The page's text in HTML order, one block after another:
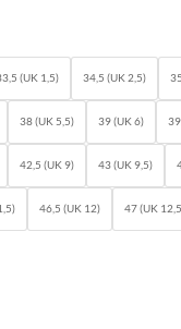
(UK 1,5) 34,5 (UK 2,5)
38 (UK 5,5) 39 (UK 6)
42,5 (UK 9) 43 (UK 9,5)
46,5 (UK 12) 47 (UK